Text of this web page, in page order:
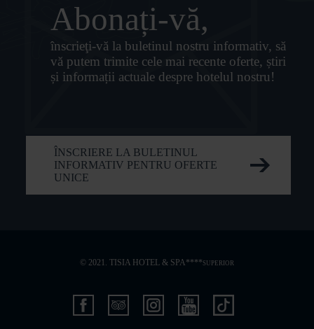
Abonați-vă,
înscrieţi-vă la buletinul nostru informativ, să
vă putem trimite cele mai recente oferte, știri
și informații actuale despre hotelul nostru!
ÎNSCRIERE LA BULETINUL
INFORMATIV PENTRU OFERTE
UNICE
© 2021. TISIA HOTEL & SPA**** SUPERIOR